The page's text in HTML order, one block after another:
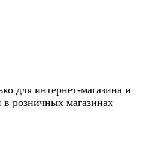
для интернет-магазина и
в розничных магазинах